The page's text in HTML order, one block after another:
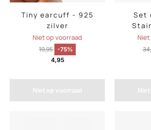
Tiny earcuff - 925
zilver
Niet op voorraad
19,95 -75%
4,95
Niet op voorraad
Set
Niet